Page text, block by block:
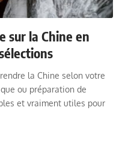
sur la Chine en
la Chine selon votre
ou préparation de
et vraiment utiles pour